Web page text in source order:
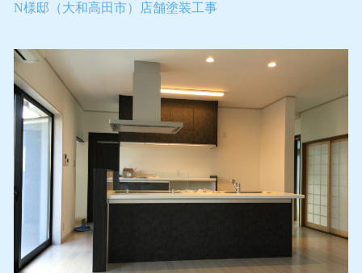
N様邸（大和高田市）店舗塗装工事